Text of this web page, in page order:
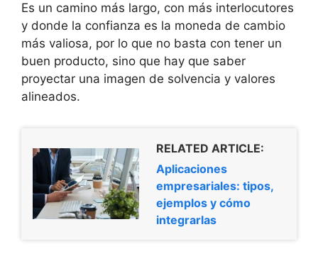
Es un camino más largo, con más interlocutores
y donde la confianza es la moneda de cambio
más valiosa, por lo que no basta con tener un
buen producto, sino que hay que saber
proyectar una imagen de solvencia y valores
alineados.
RELATED ARTICLE:
Aplicaciones
empresariales: tipos,
ejemplos y cómo
integrarlas